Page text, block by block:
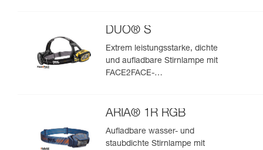
DUO® S
Extrem leistungsstarke, dichte
und aufladbare Stirnlampe mit
FACE2FACE-
ARIA® 1R RGB
Aufladbare wasser- und
staubdichte Stirnlampe mit